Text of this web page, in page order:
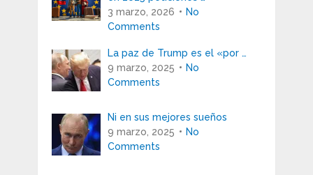
3 marzo, 2026
No
Comments
La paz de Trump es el «por …
9 marzo, 2025
No
Comments
Ni en sus mejores sueños
9 marzo, 2025
No
Comments